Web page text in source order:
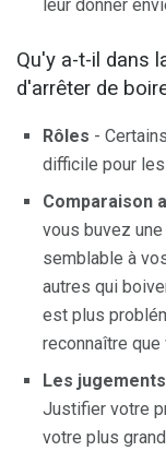
leur donner
Qu'y a-t-il dans
d'arrêter de
Rôles -
difficile pour
Comparaison
vous buvez
semblable à
autres qui
est plus
reconnaître
Les
Justifier votre
votre plus